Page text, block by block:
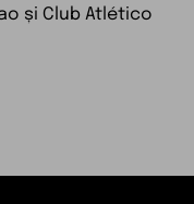
și Club Atlético